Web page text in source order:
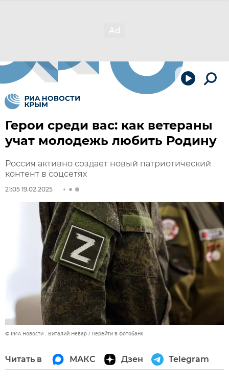
Герои среди вас: как ветераны
учат молодежь любить Родину
Россия активно создает новый патриотический
контент в соцсетях
21:05 19.02.2025
© РИА Новости . Виталий Невар Перейти в фотобанк
Читать в МАКС Дзен Telegram